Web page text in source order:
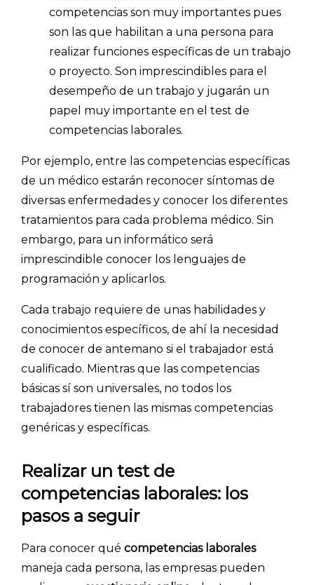
INICIO
PLANTILLAS
BLOG
ACCEDER →
competencias son muy importantes pues
son las que habilitan a una persona para
realizar funciones específicas de un trabajo
o proyecto. Son imprescindibles para el
desempeño de un trabajo y jugarán un
papel muy importante en el test de
competencias laborales.
Por ejemplo, entre las competencias específicas
de un médico estarán reconocer síntomas de
diversas enfermedades y conocer los diferentes
tratamientos para cada problema médico. Sin
embargo, para un informático será
imprescindible conocer los lenguajes de
programación y aplicarlos.
Cada trabajo requiere de unas habilidades y
conocimientos específicos, de ahí la necesidad
de conocer de antemano si el trabajador está
cualificado. Mientras que las competencias
básicas sí son universales, no todos los
trabajadores tienen las mismas competencias
genéricas y específicas.
Realizar un test de
competencias laborales: los
pasos a seguir
Para conocer qué competencias laborales
maneja cada persona, las empresas pueden